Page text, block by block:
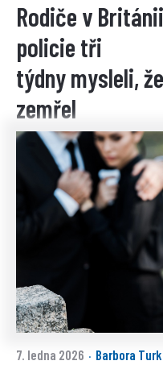
Rodiče v
policie tři
týdny mysleli,
zemřel
7. ledna 2026 · Barbora